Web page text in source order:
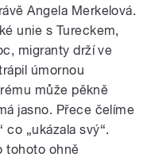
Angela Merkelová.
unie s Tureckem,
migranty drží ve
úmornou
může pěkně
jasno. Přece čelíme
co „ukázala svý“.
tohoto ohně